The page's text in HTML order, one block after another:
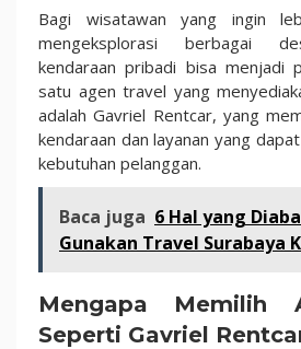
Bagi wisatawan yang ingin
mengeksplorasi berbagai
kendaraan pribadi bisa menjadi
satu agen travel yang
adalah Gavriel Rentcar, yang
kendaraan dan layanan yang
kebutuhan pelanggan.
Baca juga 6 Hal yang
Gunakan Travel Surabaya
Mengapa Memilih
Seperti Gavriel